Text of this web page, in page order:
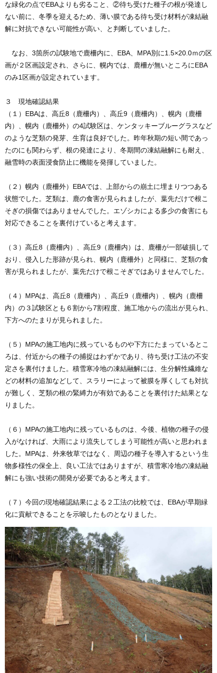
な緑化の点でEBAよりも劣ること、②待ち受けた種子の根が発達し
ない前に、冬季を迎えるため、薄い膜である待ち受け材料が凍結融
解に対抗できない可能性が高い、と判断していました。
なお、3箇所の試験地で鹿柵内に、EBA、MPA別に1.5×20.0ｍの区
画が２区画設定され、さらに、幌内では、鹿柵が無いところにEBA
のみ1区画が設定されています。
３ 現地確認結果
（１）EBAは、高丘8（鹿柵内）、高丘9（鹿柵内）、幌内（鹿柵
内）、幌内（鹿柵外）の4試験区は、ケンタッキーブルーグラスなど
のような芝類の発芽、生育は良好でした。昨年秋期の短い間であっ
たのにも関わらず、根の発達により、冬期間の凍結融解にも耐え、
融雪時の表面浸食防止に機能を発揮していました。
（２）幌内（鹿柵外）EBAでは、上部からの崩土に埋まりつつある
状態でした。芝類は、鹿の食害が見られましたが、葉先だけで根こ
そぎの損傷ではありませんでした。エゾシカによる多少の食害にも
対応できることを裏付けていると考えます。
（３）高丘8（鹿柵内）、高丘9（鹿柵内）は、鹿柵が一部破損して
おり、侵入した形跡が見られ、幌内（鹿柵外）と同様に、芝類の食
害が見られましたが、葉先だけで根こそぎではありませんでした。
（４）MPAは、高丘8（鹿柵内）、高丘9（鹿柵内）、幌内（鹿柵
内）の３試験区とも６割から7割程度、施工地からの流出が見られ、
下方へのたまりが見られました。
（５）MPAの施工地内に残っているものや下方にたまっているとこ
ろは、付近からの種子の捕捉はわずかであり、待ち受け工法の不安
定さを裏付けました。積雪寒冷地の凍結融解には、生分解性繊維な
どの材料の追加などして、スラリーによって被膜を厚くしても対抗
が難しく、芝類の根の緊縛力が有効であることを裏付けた結果とな
りました。
（６）MPAの施工地内に残っているものは、今後、植物の種子の侵
入がなければ、大雨により流失してしまう可能性が高いと思われま
した。MPAは、外来牧草ではなく、周辺の種子を導入するという生
物多様性の保全上、良い工法ではありますが、積雪寒冷地の凍結融
解にも強い技術の開発が必要であると考えます。
（７）今回の現地確認結果による２工法の比較では、EBAが早期緑
化に貢献できることを示唆したものとなりました。